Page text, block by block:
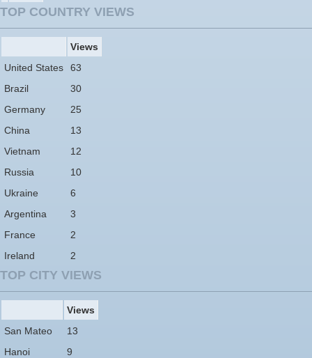
TOP COUNTRY VIEWS
Views
United States
63
Brazil
30
Germany
25
China
13
Vietnam
12
Russia
10
Ukraine
6
Argentina
3
France
2
Ireland
2
TOP CITY VIEWS
Views
San Mateo
13
Hanoi
9